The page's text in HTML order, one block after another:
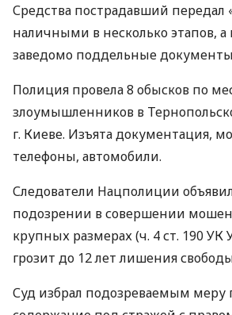
Средства пострадавший передал
наличными в несколько этапов,
заведомо поддельные
Полиция провела 8 обысков по
злоумышленников в
г. Киеве. Изъята документация,
телефоны, автомобили.
Следователи Нацполиции
подозрении в совершении
крупных размерах (ч. 4 ст. 190
грозит до 12 лет лишения
Суд избрал подозреваемым